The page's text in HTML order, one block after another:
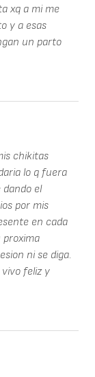
xq a mi me
y a esas
un parto
chikitas
lo q fuera
el
por mis
en cada
proxima
ni se diga.
feliz y